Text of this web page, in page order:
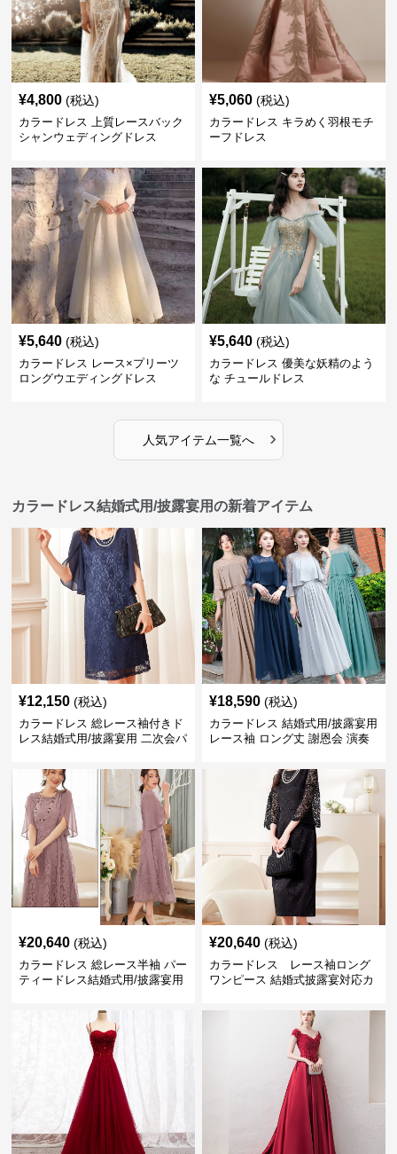
¥4,800 (税込)
カラードレス 上質レースバック
シャンウェディングドレス
¥5,060 (税込)
カラードレス キラめく羽根モチ
ーフドレス
¥5,640 (税込)
カラードレス レース×プリーツ
ロングウエディングドレス
¥5,640 (税込)
カラードレス 優美な妖精のよう
な チュールドレス
人気アイテム一覧へ ›
カラードレス結婚式用/披露宴用の新着アイテム
¥12,150 (税込)
カラードレス 総レース袖付きド
レス結婚式用/披露宴用 二次会パ
¥18,590 (税込)
カラードレス 結婚式用/披露宴用
レース袖 ロング丈 謝恩会 演奏
¥20,640 (税込)
カラードレス 総レース半袖 パー
ティードレス結婚式用/披露宴用
¥20,640 (税込)
カラードレス レース袖ロング
ワンピース 結婚式披露宴対応カ